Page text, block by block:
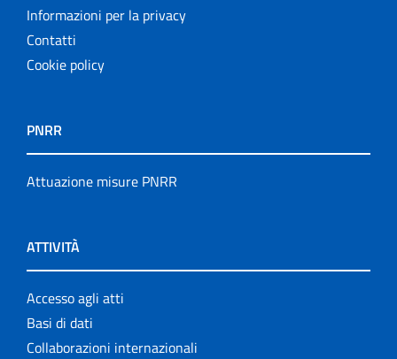
Informazioni per la privacy
Contatti
Cookie policy
PNRR
Attuazione misure PNRR
ATTIVITÀ
Accesso agli atti
Basi di dati
Collaborazioni internazionali